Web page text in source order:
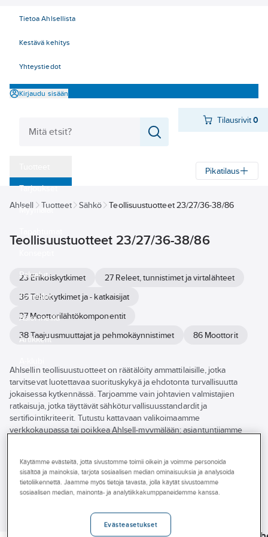
Tietoa Ahlsellista
Kestävä kehitys
Yhteystiedot
Kirjaudu sisään
Tilausrivit 0
‎Tarjoukset
Myymälät
Palvelut
Toimialat
Asioi meillä
Artikkelit
Pikatilaus
Ahlsell Tuotteet Sähkö Teollisuustuotteet 23/27/36-38/86
Teollisuustuotteet 23/27/36-38/86
23 Erikoiskytkimet
27 Releet, tunnistimet ja virtalähteet
36 Tehokytkimet ja - katkaisijat
37 Moottorilähtökomponentit
38 Taajuusmuuttajat ja pehmokäynnistimet
86 Moottorit
Ahlsellin teollisuustuotteet on räätälöity ammattilaisille, jotka
tarvitsevat luotettavaa suorituskykyä ja ehdotonta turvallisuutta
jokaisessa kytkennässä. Tarjoamme vain johtavien valmistajien
ratkaisuja, jotka täyttävät sähköturvallisuusstandardit ja
sertifiointikriteerit. Tutustu kattavaan valikoimaamme
verkkokaupassa tai poikkea Ahlsell-myymälään; asiantuntijamme
Tuotemerkki
Ympäristötuoteseloste
Näytä
kaikki
suodattimet
Tuotteet (2731)
NORWESCO
Käytämme evästeitä, jotta sivustomme toimii oikein ja voimme personoida
sisältöä ja mainoksia, tarjota sosiaalisen median ominaisuuksia ja analysoida
tietoliikennettä. Jaamme myös tietoja tavasta, jolla käytät sivustoamme
sosiaalisen median, mainonta- ja analytiikkakumppaneidemme kanssa.
Evästeasetukset